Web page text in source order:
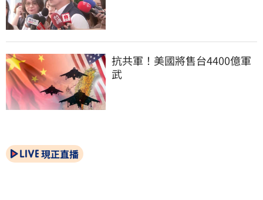
抗共軍！美國將售台4400億軍
武
現正直播